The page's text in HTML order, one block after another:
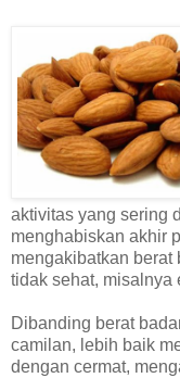
aktivitas yang sering
menghabiskan akhir
mengakibatkan berat
tidak sehat, misalnya
Dibanding berat
camilan, lebih baik
dengan cermat,